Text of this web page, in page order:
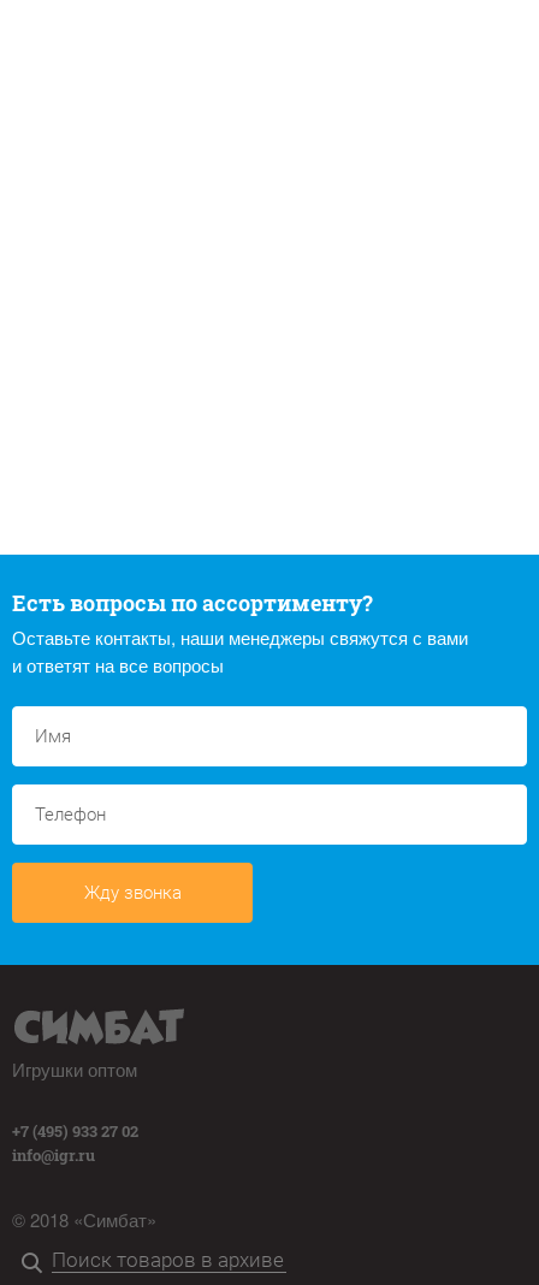
Есть вопросы по ассортименту?
Оставьте контакты, наши менеджеры свяжутся с вами
и ответят на все вопросы
Жду звонка
Игрушки оптом
+7 (495) 933 27 02
info@igr.ru
© 2018 «Симбат»